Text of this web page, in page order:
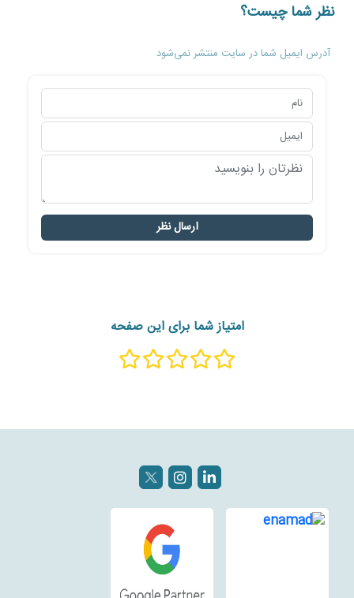
نظر شما چیست؟
آدرس ایمیل شما در سایت منتشر نمی‌شود
ارسال نظر
امتیاز شما برای این صفحه